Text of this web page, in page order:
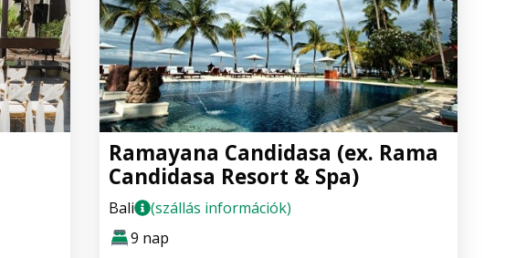
Ramayana Candidasa (ex. Rama
Candidasa Resort & Spa)
Bali
(szállás információk)
9 nap